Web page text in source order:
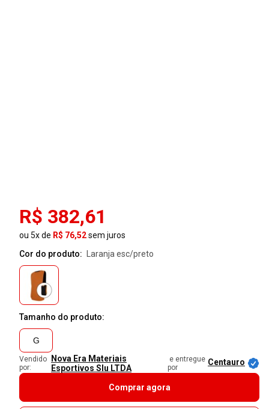
R$ 382,61
ou 5x de R$ 76,52sem juros
Cor do produto:
laranja esc/preto
Tamanho do produto:
G
Vendido
por:
Nova Era Materiais
Esportivos Slu LTDA
e entregue
por
Centauro
Comprar agora